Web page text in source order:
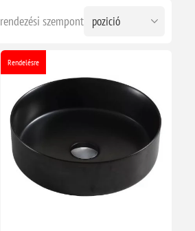
rendezési szempont
Rendelésre